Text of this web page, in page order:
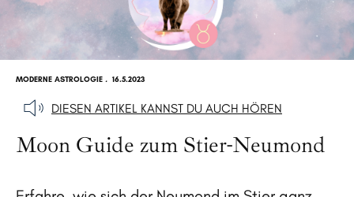
MODERNE ASTROLOGIE . 16.5.2023
DIESEN ARTIKEL KANNST DU AUCH HÖREN
Moon Guide zum Stier-Neumond